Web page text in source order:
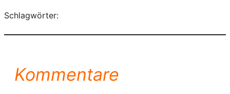
Schlagwörter:
Kommentare